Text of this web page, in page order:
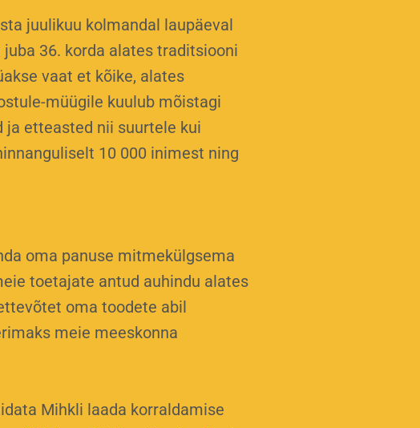
juulikuu kolmandal laupäeval
36. korda alates traditsiooni
vaat et kõike, alates
müügile kuulub mõistagi
ja etteasted nii suurtele kui
10 000 inimest ning
oma panuse mitmekülgsema
toetajate antud auhindu alates
oma toodete abil
meie meeskonna
Mihkli laada korraldamise